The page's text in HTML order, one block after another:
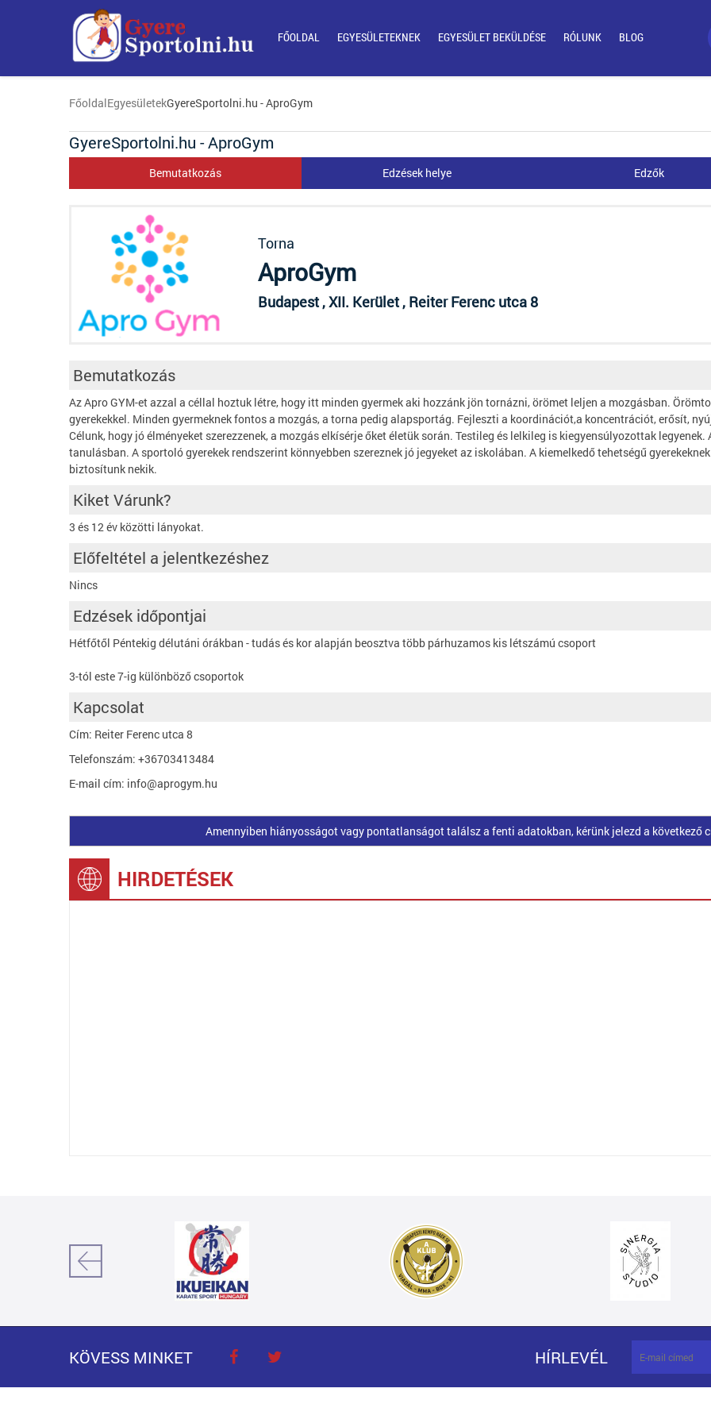
FŐOLDAL EGYESÜLETEKNEK EGYESÜLET BEKÜLDÉSE RÓLUNK BLOG
FőoldalEgyesületekGyereSportolni.hu - AproGym
GyereSportolni.hu - AproGym
Bemutatkozás Edzések helye Edzők
Torna
AproGym
Budapest , XII. Kerület , Reiter Ferenc utca 8
Bemutatkozás
Az Apro GYM-et azzal a céllal hoztuk létre, hogy itt minden gyermek aki hozzánk jön tornázni, örömet leljen a mozgásban.
gyerekekkel. Minden gyermeknek fontos a mozgás, a torna pedig alapsportág. Fejleszti a koordinációt,a koncentrációt, erősít,
Célunk, hogy jó élményeket szerezzenek, a mozgás elkísérje őket életük során. Testileg és lelkileg is kiegyensúlyozottak
tanulásban. A sportoló gyerekek rendszerint könnyebben szereznek jó jegyeket az iskolában. A kiemelkedő tehetségű
biztosítunk nekik.
Kiket Várunk?
3 és 12 év közötti lányokat.
Előfeltétel a jelentkezéshez
Nincs
Edzések időpontjai
Hétfőtől Péntekig délutáni órákban - tudás és kor alapján beosztva több párhuzamos kis létszámú csoport
3-tól este 7-ig különböző csoportok
Kapcsolat
Cím: Reiter Ferenc utca 8
Telefonszám: +36703413484
E-mail cím: info@aprogym.hu
Amennyiben hiányosságot vagy pontatlanságot találsz a fenti adatokban, kérünk jelezd a következő
HIRDETÉSEK
KÖVESS MINKET HÍRLEVÉL